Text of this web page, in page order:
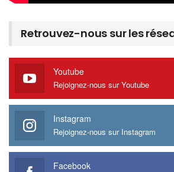
Retrouvez-nous sur les
Youtube
Rejoignez-nous sur Youtube
Instagram
Rejoignez-nous sur Instagram
Facebook